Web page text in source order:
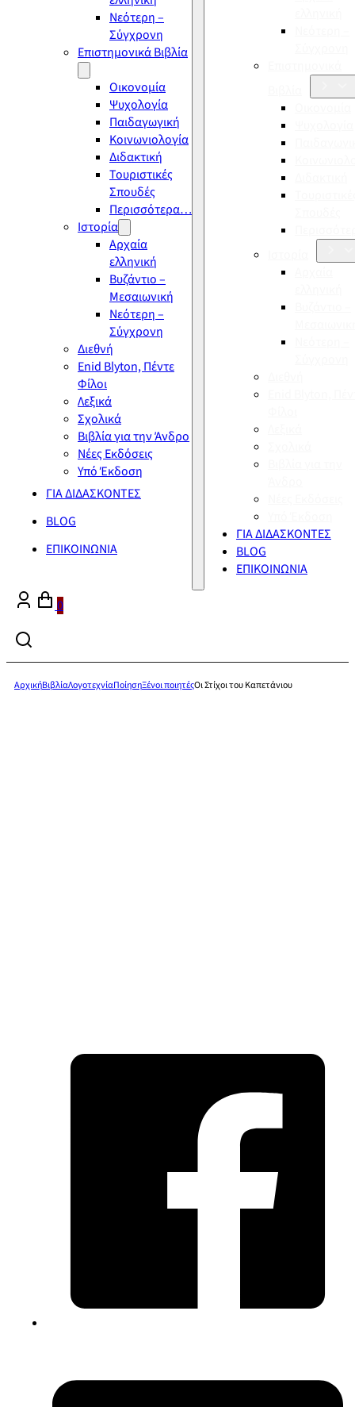
Νεότερη –
Σύγχρονη
Επιστημονικά Βιβλία
Οικονομία
Ψυχολογία
Παιδαγωγική
Κοινωνιολογία
Διδακτική
Τουριστικές
Σπουδές
Περισσότερα…
Ιστορία
Αρχαία
ελληνική
Βυζάντιο –
Μεσαιωνική
Νεότερη –
Σύγχρονη
Διεθνή
Enid Blyton, Πέντε
Φίλοι
Λεξικά
Σχολικά
Βιβλία για την Άνδρο
Νέες Εκδόσεις
Υπό Έκδοση
ΓΙΑ ΔΙΔΑΣΚΟΝΤΕΣ
BLOG
ΕΠΙΚΟΙΝΩΝΙΑ
ΓΙΑ ΔΙΔΑΣΚΟΝΤΕΣ
BLOG
ΕΠΙΚΟΙΝΩΝΙΑ
0
ΑρχικήΒιβλίαΛογοτεχνίαΠοίησηΞένοι ποιητέςΟι Στίχοι του Καπετάνιου